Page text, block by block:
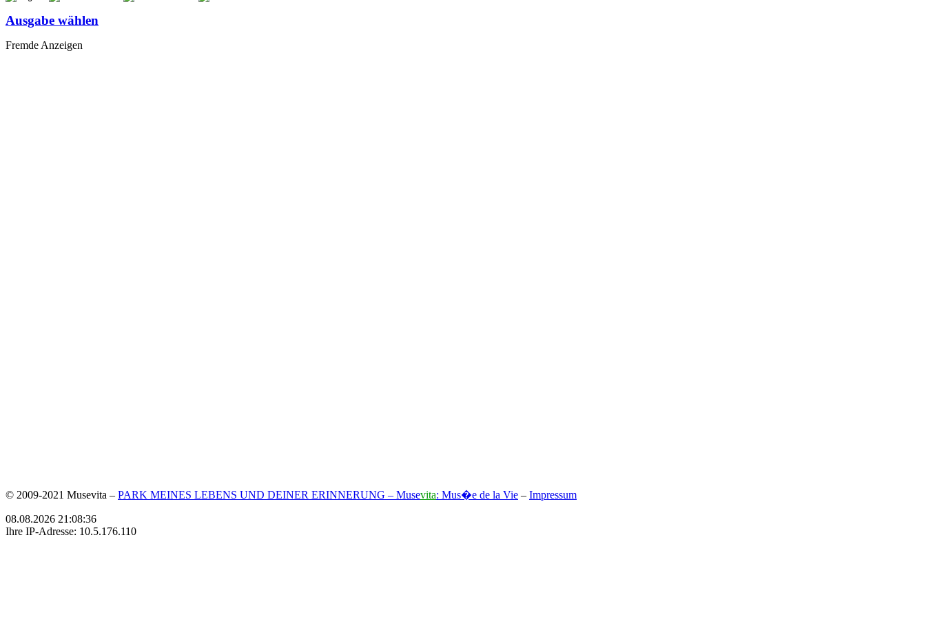
Ausgabe wählen
Fremde Anzeigen
© 2009-2021 Musevita – PARK MEINES LEBENS UND DEINER ERINNERUNG – Musevita: Mus�e de la Vie – Impressum
08.08.2026 21:08:36
Ihre IP-Adresse: 10.5.176.110